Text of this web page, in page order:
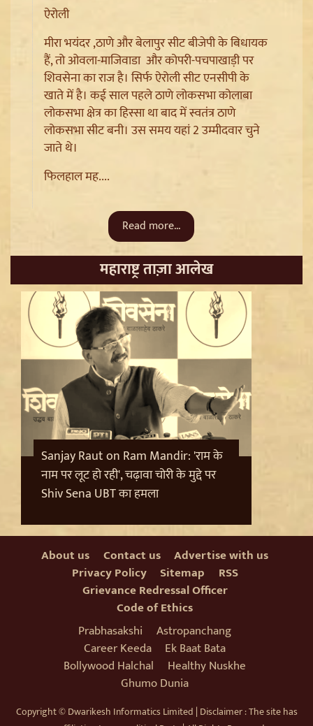
Ladakh Formation Day: शांति और विकास की नई ऊंचाइयों
पर लद्दाख, LG ने PM Modi और Amit Shah का जताया
आभार
Trisha Krishnan पर टिप्पणी मामले में Udhayanidhi Stalin
Arrest, जानें चेन्नई पुलिस ने कौन सी धाराएं लगाईं
Jantar Mantar से अदालत तक: Brij Bhushan के खिलाफ
यौन उत्पीड़न मामले में Legal Battle का अंत
ऐरोली
मीरा भयंदर ,ठाणे और बेलापुर सीट बीजेपी के विधायक
हैं, तो ओवला-माजिवाडा और कोपरी-पचपाखाड़ी पर
शिवसेना का राज है। सिर्फ ऐरोली सीट एनसीपी के
खाते में है। कई साल पहले ठाणे लोकसभा कोलाबा
लोकसभा क्षेत्र का हिस्सा था बाद में स्वतंत्र ठाणे
लोकसभा सीट बनी। उस समय यहां 2 उम्मीदवार चुने
जाते थे।
फिलहाल मह....
Read more...
महाराष्ट्र ताज़ा आलेख
Sanjay Raut on Ram Mandir: 'राम के
नाम पर लूट हो रही', चढ़ावा चोरी के मुद्दे पर
Shiv Sena UBT का हमला
About us Contact us
Advertise with us
Privacy Policy
Sitemap
RSS
Grievance Redressal Officer
Code of Ethics
Prabhasakshi
Astropanchang
Career Keeda
Ek Baat Bata
Bollywood Halchal
Healthy Nuskhe
Ghumo Dunia
Copyright © Dwarikesh Informatics Limited | Disclaimer : The site has